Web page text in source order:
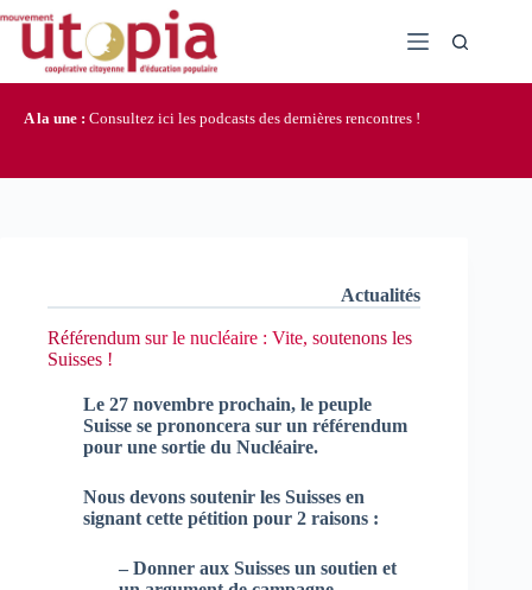
contenu
A la une : Consultez ici les podcasts des dernières rencontres !
Actualités
Référendum sur le nucléaire : Vite, soutenons les
Suisses !
Le 27 novembre prochain, le peuple
Suisse se prononcera sur un référendum
pour une sortie du Nucléaire.
Nous devons soutenir les Suisses en
signant cette pétition pour 2 raisons :
– Donner aux Suisses un soutien et